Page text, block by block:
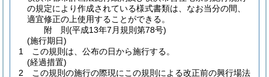
の規定により作成されている様式書類は、なお当分の間、
適宜修正の上使用することができる。
附 則(平成13年7月規則第78号)
(施行期日)
1
この規則は、公布の日から施行する。
(経過措置)
2
この規則の施行の際現にこの規則による改正前の興行場法